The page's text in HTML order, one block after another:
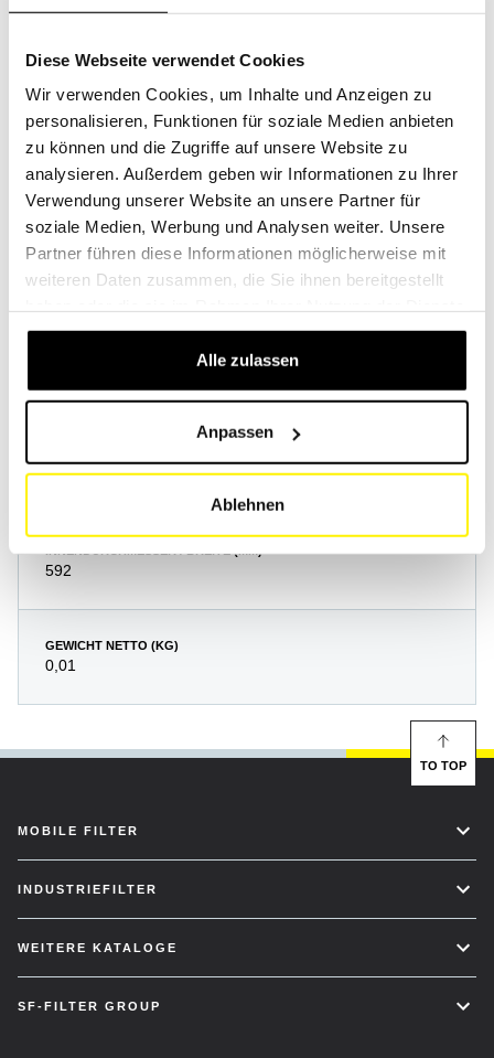
Diese Webseite verwendet Cookies
Wir verwenden Cookies, um Inhalte und Anzeigen zu
personalisieren, Funktionen für soziale Medien anbieten
zu können und die Zugriffe auf unsere Website zu
analysieren. Außerdem geben wir Informationen zu Ihrer
Verwendung unserer Website an unsere Partner für
soziale Medien, Werbung und Analysen weiter. Unsere
Partner führen diese Informationen möglicherweise mit
weiteren Daten zusammen, die Sie ihnen bereitgestellt
gesammelt haben.
Alle zulassen
Anpassen
Ablehnen
Konto erstellen
Produktspezifikationen
592
592
GEWICHT NETTO (KG)
0,01
MOBILE FILTER
INDUSTRIEFILTER
WEITERE KATALOGE
SF-FILTER GROUP
TO TOP